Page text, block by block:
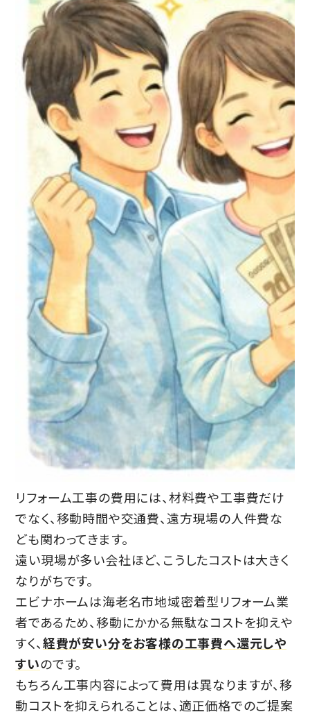
リフォーム工事の費用には、材料費や工事費だけ
でなく、移動時間や交通費、遠方現場の人件費な
ども関わってきます。
遠い現場が多い会社ほど、こうしたコストは大きく
なりがちです。
エビナホームは海老名市地域密着型リフォーム業
者であるため、移動にかかる無駄なコストを抑えや
すく、経費が安い分をお客様の工事費へ還元しや
すいのです。
もちろん工事内容によって費用は異なりますが、移
動コストを抑えられることは、適正価格でのご提案